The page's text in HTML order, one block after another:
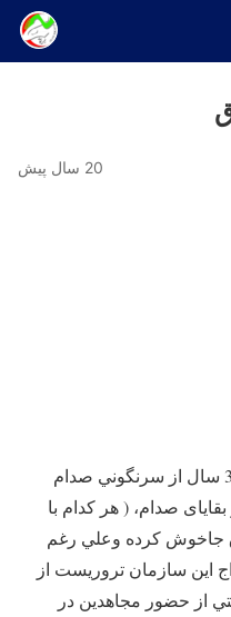
20 سال پیش
سازمان آبروباخته مجاهدين پس از 3 سال از سرنگوني صدام
صدام، ( هر کدام با
جاخوش کرده وعلي رغم
اين سازمان تروريست از
از حضور مجاهدين در